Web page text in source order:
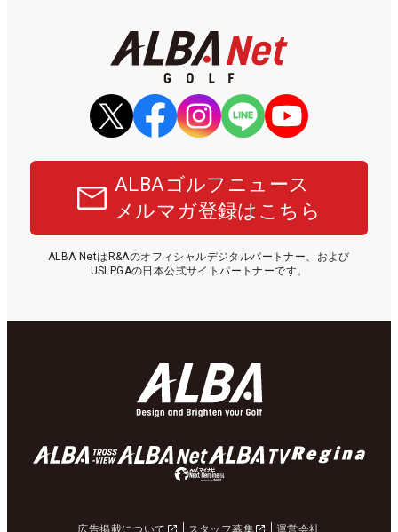
ALBAゴルフニュース
メルマガ登録はこちら
ALBA NetはR&Aのオフィシャルデジタルパートナー、および
USLPGAの日本公式サイトパートナーです。
広告掲載について スタッフ募集 運営会社